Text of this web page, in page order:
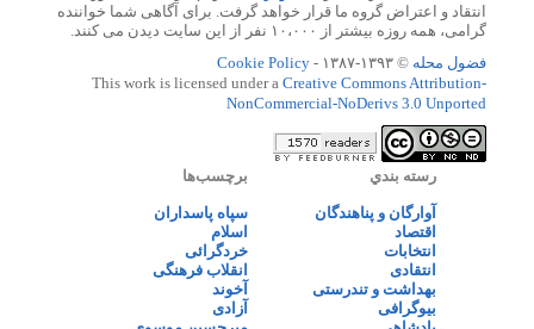
انتقاد و اعتراض گروه ما قرار خواهد گرفت. برای آگاهی شما خواننده
گرامی، همه روزه بیشتر از ۱۰،۰۰۰ نفر از این سایت دیدن می کنند.
فضول محله © ۱۳۹۳-۱۳۸۷ -
Cookie Policy
This work is licensed under a Creative Commons Attribution-
NonCommercial-NoDerivs 3.0 Unported
رسته بندي
آوارگان و پناهندگان
اقتصاد
انتخابات
انتقادی
بهداشت و تندرستی
بیوگرافی
برچسب‌ها
سپاه پاسداران
اسلام
خردگرائی
انقلاب فرهنگی
آخوند
آزادی